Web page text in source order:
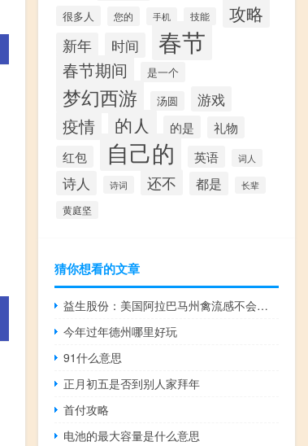
很多人 您的 手机 技能 攻略
新年 时间 春节
春节期间 是一个
梦幻西游 汤圆 游戏
疫情 的人 的是
礼物
红包
自己的 英语 词人
诗人 诗词 还不 都是 长辈
黄庭坚
猜你想看的文章
益生股份：美国阿拉巴马州禽流感不会对公司产能造成较大影响
今年过年德州哪里好玩
91什么意思
正月初五是否到别人家拜年
首付攻略
电池的最大容量是什么意思